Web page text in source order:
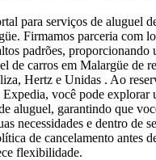
para serviços de aluguel
Firmamos parceria com
padrões, proporcionando
de carros em Malargüe de
Hertz e Unidas . Ao
você pode explorar
aluguel, garantindo que
necessidades e dentro de
de cancelamento antes
flexibilidade.